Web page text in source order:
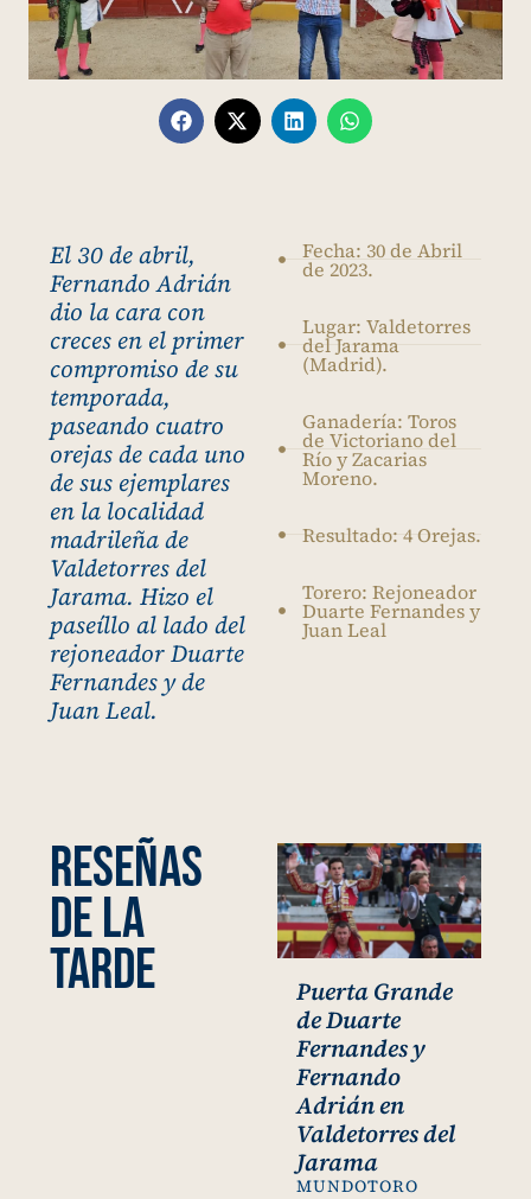
El 30 de abril,
Fernando Adrián
dio la cara con
creces en el primer
compromiso de su
temporada,
paseando cuatro
orejas de cada uno
de sus ejemplares
en la localidad
madrileña de
Valdetorres del
Jarama. Hizo el
paseíllo al lado del
rejoneador Duarte
Fernandes y de
Juan Leal.
Fecha: 30 de Abril
de 2023.
Lugar: Valdetorres
del Jarama
(Madrid).
Ganadería: Toros
de Victoriano del
Río y Zacarias
Moreno.
Resultado: 4 Orejas.
Torero: Rejoneador
Duarte Fernandes y
Juan Leal
RESEÑAS
DE LA
TARDE
Puerta Grande
Fernando
Adrián y
Duarte
Fernandes a
hombros en
Valdetorres del
Jarama
BURLADERO